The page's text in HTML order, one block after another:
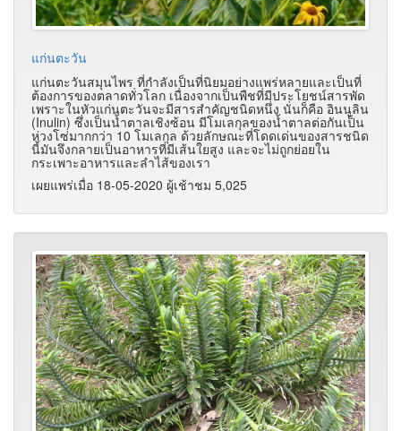
แก่นตะวัน
แก่นตะวันสมุนไพร ที่กำลังเป็นที่นิยมอย่างแพร่หลายและเป็นที่
ต้องการของตลาดทั่วโลก เนื่องจากเป็นพืชที่มีประโยชน์สารพัด
เพราะในหัวแก่นตะวันจะมีสารสำคัญชนิดหนึ่ง นั่นก็คือ อินนูลิน
(Inulin) ซึ่งเป็นน้ำตาลเชิงซ้อน มีโมเลกุลของน้ำตาลต่อกันเป็น
ห่วงโซ่มากกว่า 10 โมเลกุล ด้วยลักษณะที่โดดเด่นของสารชนิด
นี้มันจึงกลายเป็นอาหารที่มีเส้นใยสูง และจะไม่ถูกย่อยใน
กระเพาะอาหารและลำไส้ของเรา
เผยแพร่เมื่อ 18-05-2020 ผู้เช้าชม 5,025